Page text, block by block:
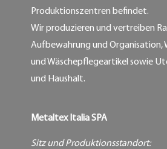
Produktionszentren befindet.
Wir produzieren und vertreiben
Aufbewahrung und Organisation,
und Wäschepflegeartikel sowie
und Haushalt.
Metaltex Italia SPA
Sitz und Produktionsstandort: